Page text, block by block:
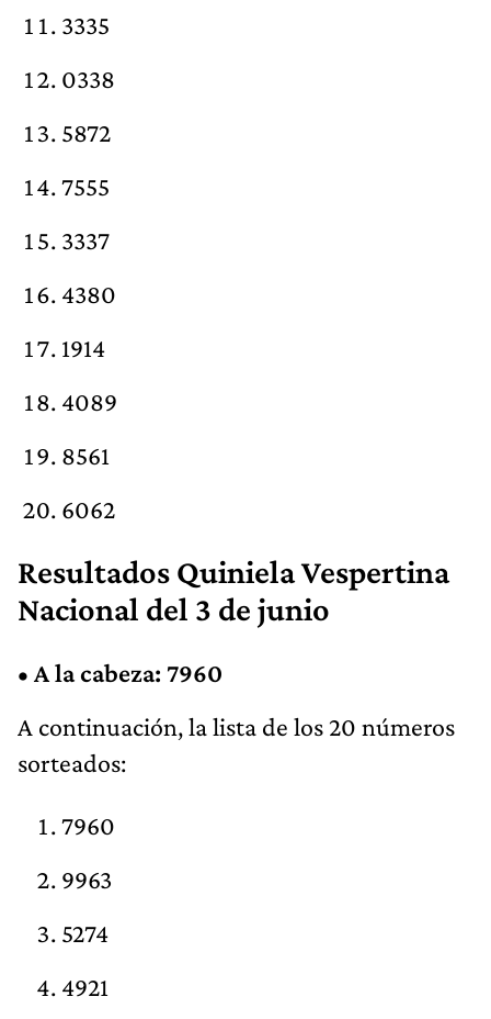
3335
0338
5872
7555
3337
4380
1914
4089
8561
6062
Resultados Quiniela Vespertina
Nacional del 3 de junio
• A la cabeza: 7960
A continuación, la lista de los 20 números
sorteados:
7960
9963
5274
4921